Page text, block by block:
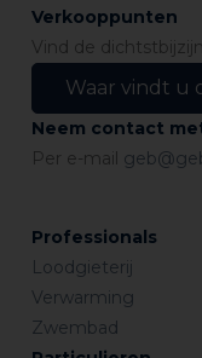
Professionals
Loodgieterij
Verwarming
Zwembad
Verkooppunten
Vind de
Waar vindt u
Neem contact
Per e-mail